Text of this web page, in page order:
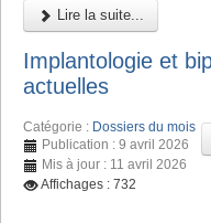
Lire la suite...
Implantologie et
actuelles
Catégorie : Dossiers du mois
Publication : 9 avril 2026
Mis à jour : 11 avril 2026
Affichages : 732